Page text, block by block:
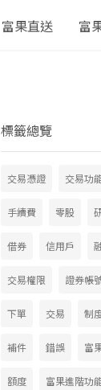
富果直送 富
標籤總覽
交易憑證 交易功
手續費 零股
借券 信用戶
交易權限 證券帳
下單 交易 制
補件 錯誤 富
額度 富果進階功